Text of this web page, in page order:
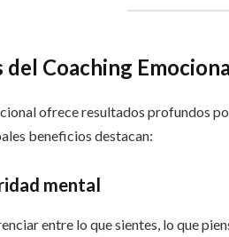
del Coaching
ofrece resultados profundos
beneficios destacan:
mental
entre lo que sientes, lo que